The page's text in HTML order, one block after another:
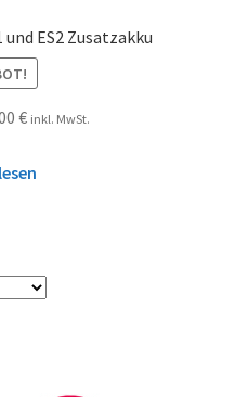
ES2 Zusatzakku
€ inkl. MwSt.